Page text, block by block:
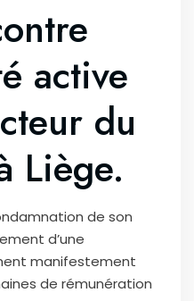
active
du
Liège.
de son
d’une
manifestement
de rémunération